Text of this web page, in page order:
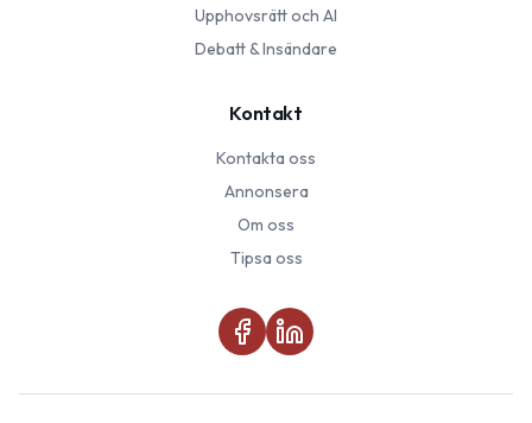
Upphovsrätt och AI
Debatt & Insändare
Kontakt
Kontakta oss
Annonsera
Om oss
Tipsa oss